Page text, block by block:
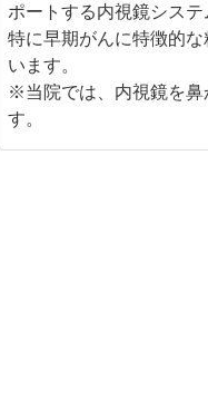
ポートする内視鏡シス
特に早期がんに特徴的
います。
※当院では、内視鏡を鼻
す。